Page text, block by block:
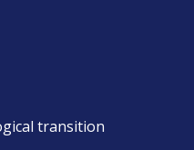
transition